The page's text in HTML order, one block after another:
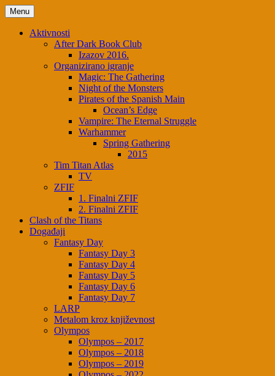
Skip
to
content
Menu
Aktivnosti
After Dark Book Club
Izazov 2016.
Organizirano igranje
Magic: The Gathering
Night of the Monsters
Pirates of the Spanish Main
Ocean’s Edge
Vampire: The Eternal Struggle
Warhammer
Spring Gathering
2015
Tim Titan Atlas
TV
ZFIF
1. Finalni ZFIF
2. Finalni ZFIF
Clash of the Titans
Događaji
Fantasy Day
Fantasy Day 3
Fantasy Day 4
Fantasy Day 5
Fantasy Day 6
Fantasy Day 7
LARP
Metalom kroz književnost
Olympos
Olympos – 2017
Olympos – 2018
Olympos – 2019